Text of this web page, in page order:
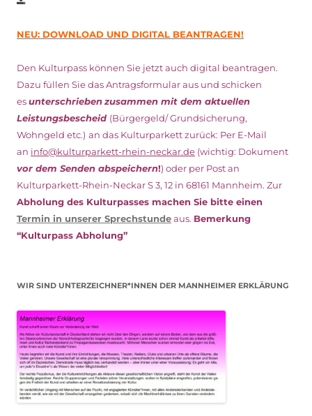
NEU: DOWNLOAD UND DIGITAL BEANTRAGEN!
Den Kulturpass können Sie jetzt auch digital beantragen.
Dazu füllen Sie das Antragsformular aus und schicken
esunterschriebenzusammen mit dem aktuellen
Leistungsbescheid (Bürgergeld/ Grundsicherung,
Wohngeld etc.) an das Kulturparkett zurück: Per E-Mail
an info@kulturparkett-rhein-neckar.de (wichtig: Dokument
vor dem Senden abspeichern!) oder per Post an
Kulturparkett-Rhein-Neckar S 3, 12 in 68161 Mannheim. Zur
Abholung des Kulturpasses machen Sie bitte einen
Termin in unserer Sprechstundeaus. Bemerkung
“Kulturpass Abholung”
WIR SIND UNTERZEICHNER*INNEN DER MANNHEIMER ERKLÄRUNG